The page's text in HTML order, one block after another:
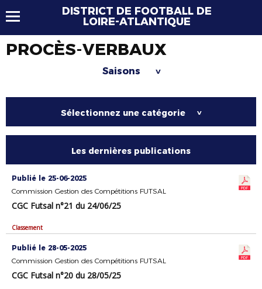
DISTRICT DE FOOTBALL DE
LOIRE-ATLANTIQUE
PROCÈS-VERBAUX
Saisons >
Sélectionnez une catégorie >
Les dernières publications
Publié le 25-06-2025
Commission Gestion des Compétitions FUTSAL
CGC Futsal n°21 du 24/06/25
Classement
Publié le 28-05-2025
Commission Gestion des Compétitions FUTSAL
CGC Futsal n°20 du 28/05/25